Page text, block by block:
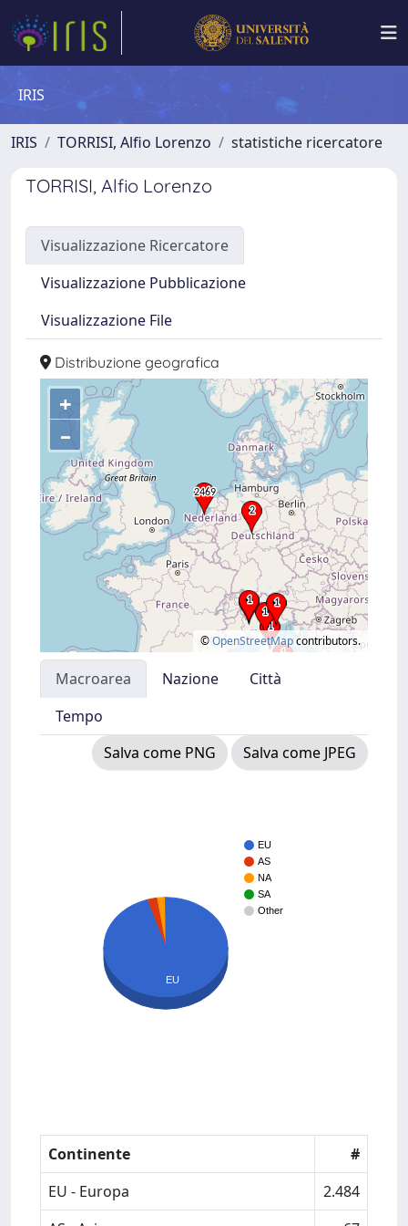
IRIS
IRIS TORRISI, Alfio Lorenzo statistiche ricercatore
TORRISI, Alfio Lorenzo
Visualizzazione Ricercatore
Visualizzazione Pubblicazione
Visualizzazione File
Distribuzione geografica
+
–
©OpenStreetMapcontributors.
Macroarea Nazione
Città
Tempo
Salva come PNG
Salva come JPEG
EU
AS
NA
SA
Other
EU
Continente
#
EU - Europa
2.484